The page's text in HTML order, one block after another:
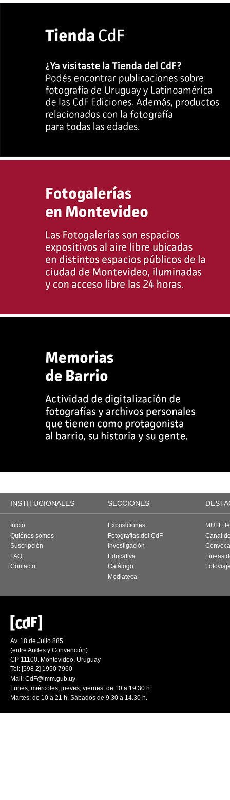
INSTITUCIONALES SECCIONES
Inicio
Quiénes somos
Suscripción
FAQ
Contacto
Exposiciones
Fotografías del CdF
Investigación
Educativa
Catálogo
Mediateca
MUFF,
Canal
Líneas
Av. 18 de Julio 885
(entre Andes y Convención)
CP 11100. Montevideo. Uruguay
Tel: [598 2] 1950 7960
Mail: CdF@imm.gub.uy
Lunes, miércoles, jueves, viernes: de 10 a 19.30 h.
Martes: de 10 a 21 h. Sábados de 9.30 a 14.30 h.